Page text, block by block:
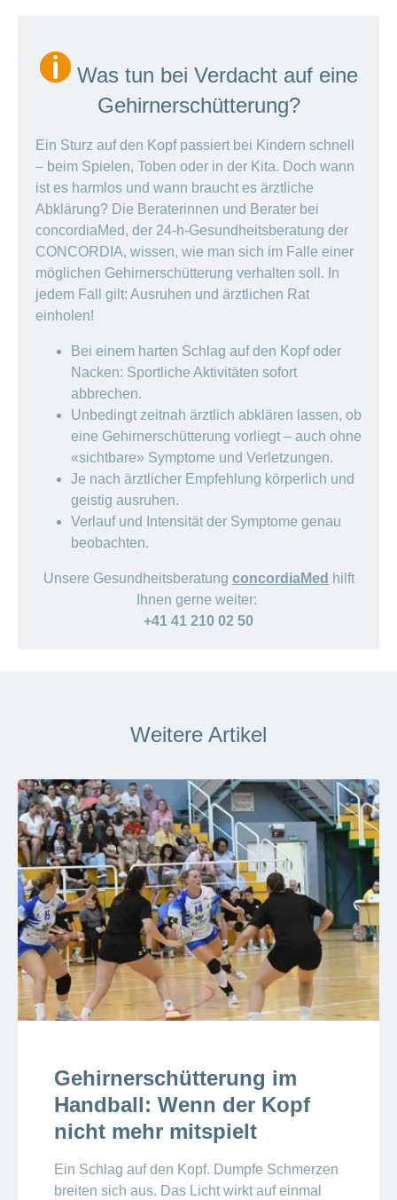
Was tun bei Verdacht auf eine
Gehirnerschütterung?
Ein Sturz auf den Kopf passiert bei Kindern schnell
– beim Spielen, Toben oder in der Kita. Doch wann
ist es harmlos und wann braucht es ärztliche
Abklärung? Die Beraterinnen und Berater bei
concordiaMed, der 24-h-Gesundheitsberatung der
CONCORDIA, wissen, wie man sich im Falle einer
möglichen Gehirnerschütterung verhalten soll. In
jedem Fall gilt: Ausruhen und ärztlichen Rat
einholen!
Bei einem harten Schlag auf den Kopf oder
Nacken: Sportliche Aktivitäten sofort
abbrechen.
Unbedingt zeitnah ärztlich abklären lassen, ob
eine Gehirnerschütterung vorliegt – auch ohne
«sichtbare» Symptome und Verletzungen.
Je nach ärztlicher Empfehlung körperlich und
geistig ausruhen.
Verlauf und Intensität der Symptome genau
beobachten.
Unsere Gesundheitsberatung concordiaMed hilft
Ihnen gerne weiter:
+41 41 210 02 50
Weitere Artikel
Gehirnerschütterung im
Handball: Wenn der Kopf
nicht mehr mitspielt
Ein Schlag auf den Kopf. Dumpfe Schmerzen
breiten sich aus. Das Licht wirkt auf einmal